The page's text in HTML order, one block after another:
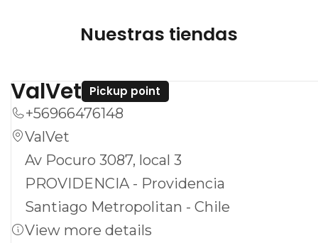
Nuestras tiendas
ValVet Pickup point
+56966476148
ValVet
Av Pocuro 3087, local 3
PROVIDENCIA - Providencia
Santiago Metropolitan - Chile
View more details